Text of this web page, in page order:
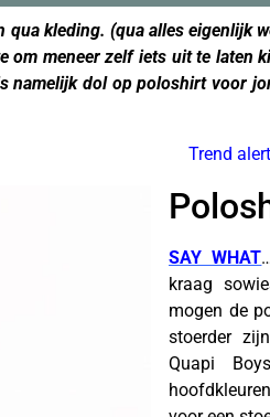
kleding. (qua alles eigenlijk
meneer zelf iets uit te laten
namelijk dol op poloshirt voor
Trend
SAY WHAT
kraag
mogen de
stoerder
Quapi